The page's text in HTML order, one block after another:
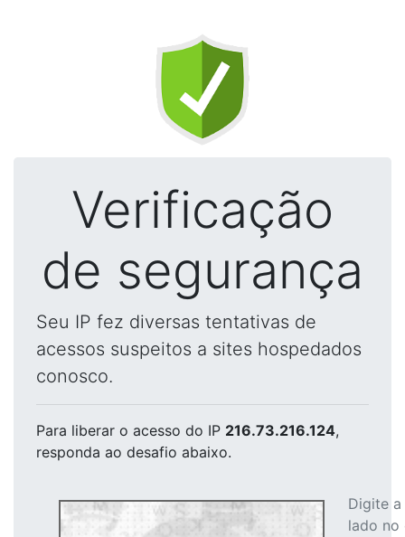
Verificação
de segurança
Seu IP fez diversas tentativas de
acessos suspeitos a sites hospedados
conosco.
Para liberar o acesso do IP 216.73.216.124,
responda ao desafio abaixo.
Digite
lado no